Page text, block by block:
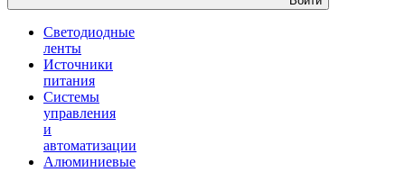
Светодиодные
ленты
Источники
питания
Системы
управления
и
автоматизации
Алюминиевые